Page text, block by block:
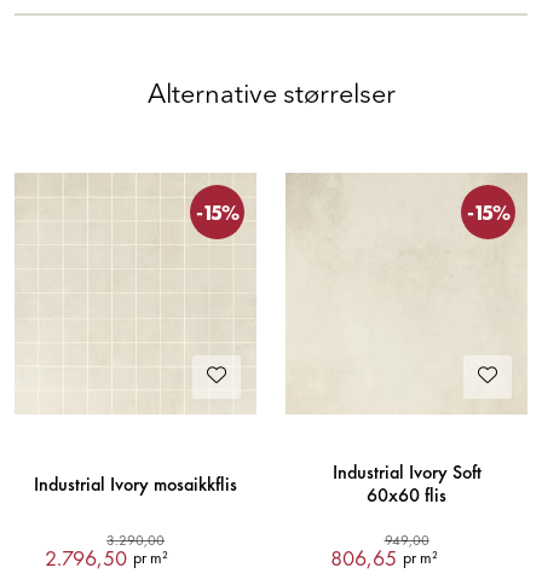
Alternative størrelser
-15%
Industrial Ivory mosaikkflis
3.290,00
2.796,50 pr m²
-15%
Industrial Ivory Soft
60x60 flis
949,00
806,65 pr m²